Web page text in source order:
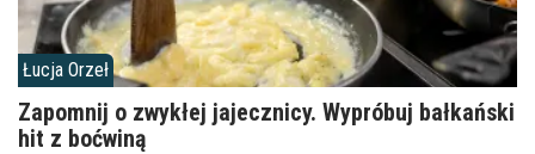
Łucja Orzeł
Zapomnij o zwykłej jajecznicy. Wypróbuj bałkański
hit z boćwiną